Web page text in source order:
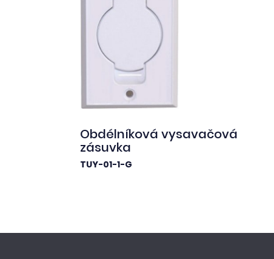
Obdélníková vysavačová
zásuvka
TUY-01-1-G